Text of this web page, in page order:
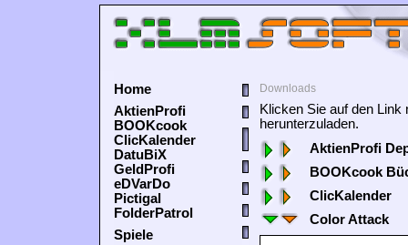
Home
AktienProfi
BOOKcook
ClicKalender
DatuBiX
GeldProfi
eDVarDo
Pictigal
FolderPatrol
Spiele
Downloads
Klicken Sie auf den
herunterzuladen.
AktienProfi
BOOKcook
ClicKalender
Color Attack